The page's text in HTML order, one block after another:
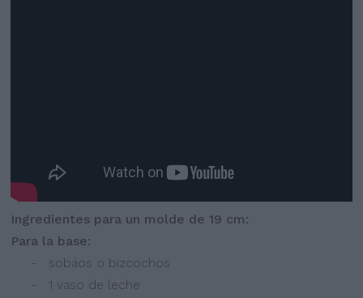
Ingredientes para un molde de 19 cm:
Para la base:
- sobáos o bizcochos
- 1 vaso de leche